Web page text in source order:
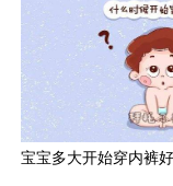
宝宝多大开始穿内裤